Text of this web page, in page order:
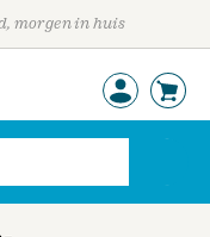
morgen in huis